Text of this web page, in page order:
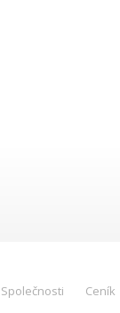
Společnosti Ceník